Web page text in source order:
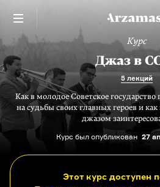
Курс
Джаз в
5 лекций
Как в молодое Советское
на судьбы своих главных героев и
джазом
Курс был опубликован 27
Этот курс доступен